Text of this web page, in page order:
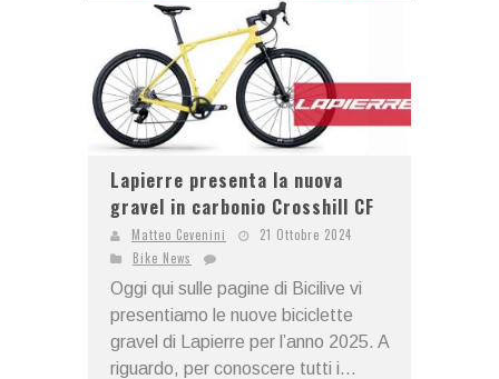
Lapierre presenta la nuova
gravel in carbonio Crosshill CF
Matteo Cevenini
21 Ottobre 2024
Bike News
Oggi qui sulle pagine di Bicilive vi
presentiamo le nuove biciclette
gravel di Lapierre per l’anno 2025. A
riguardo, per conoscere tutti i...